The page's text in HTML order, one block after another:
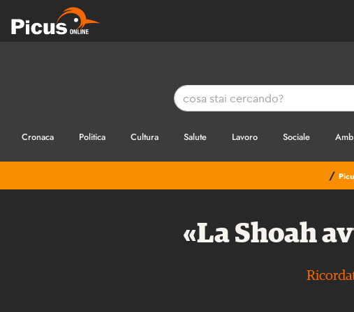
Cronaca Politica Cultura Salute Lavoro Sociale
/
«La Shoah